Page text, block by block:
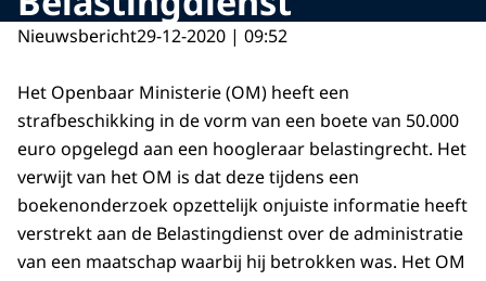
Nieuwsbericht29-12-2020 | 09:52
Het Openbaar Ministerie (OM) heeft een
strafbeschikking in de vorm van een boete van 50.000
euro opgelegd aan een hoogleraar belastingrecht. Het
verwijt van het OM is dat deze tijdens een
boekenonderzoek opzettelijk onjuiste informatie heeft
verstrekt aan de Belastingdienst over de administratie
van een maatschap waarbij hij betrokken was. Het OM